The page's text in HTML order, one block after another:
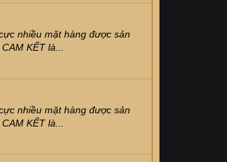
nhiều mặt hàng được sản
KẾT là...
nhiều mặt hàng được sản
KẾT là...